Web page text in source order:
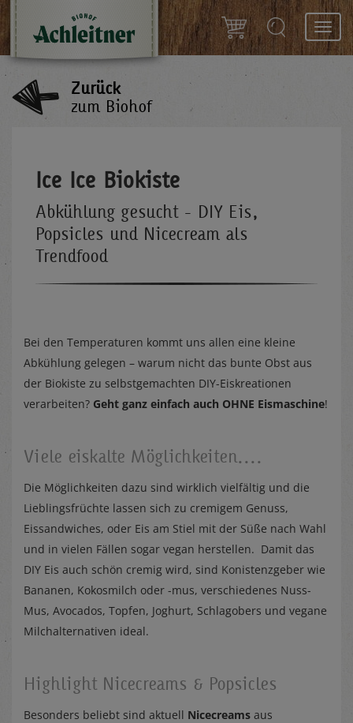
Zurück
zum Biohof
Ice Ice Biokiste
Abkühlung gesucht - DIY Eis,
Popsicles und Nicecream als
Trendfood
Bei den Temperaturen kommt uns allen eine kleine
Abkühlung gelegen – warum nicht das bunte Obst aus
der Biokiste zu selbstgemachten DIY-Eiskreationen
verarbeiten? Geht ganz einfach auch OHNE Eismaschine!
Viele eiskalte Möglichkeiten....
Die Möglichkeiten dazu sind wirklich vielfältig und die
Lieblingsfrüchte lassen sich zu cremigem Genuss,
Eissandwiches, oder Eis am Stiel mit der Süße nach Wahl
und in vielen Fällen sogar vegan herstellen. Damit das
DIY Eis auch schön cremig wird, sind Konistenzgeber wie
Bananen, Kokosmilch oder -mus, verschiedenes Nuss-
Mus, Avocados, Topfen, Joghurt, Schlagobers und vegane
Milchalternativen ideal.
Highlight Nicecreams & Popsicles
Besonders beliebt sind aktuell Nicecreams aus